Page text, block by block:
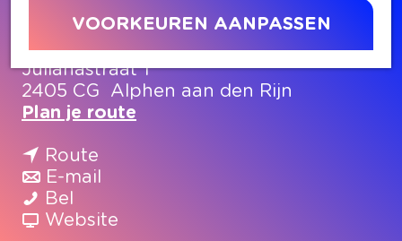
VOORKEUREN AANPASSEN
Contact
Julianastraat 1
2405 CG
Alphen aan den Rijn
Plan je route
Route
r
E-mail
a
Bel
s
Website